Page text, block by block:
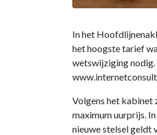
In het
het hoogste tarief
wetswijziging nodig.
Volgens het kabinet
maximum uurprijs.
nieuwe stelsel geldt